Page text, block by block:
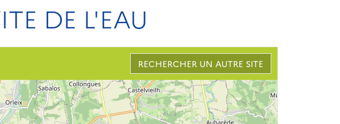
DE L'EAU
RECHERCHER UN AUTRE SITE